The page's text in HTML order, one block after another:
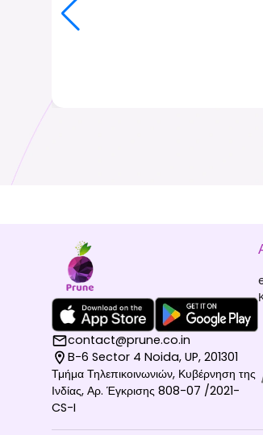
contact@prune.co.in
B-6 Sector 4 Noida, UP, 201301
Τμήμα Τηλεπικοινωνιών, Κυβέρνηση της
Ινδίας, Αρ. Έγκρισης 808-07 /2021-
CS-I